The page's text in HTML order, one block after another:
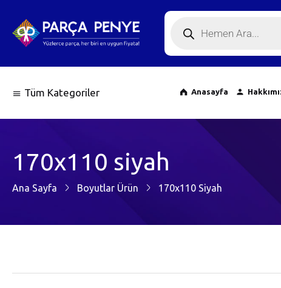
Tüm Kategoriler Anasayfa
170x110 siyah
Ana Sayfa Boyutlar Ürün 170x110 Siyah